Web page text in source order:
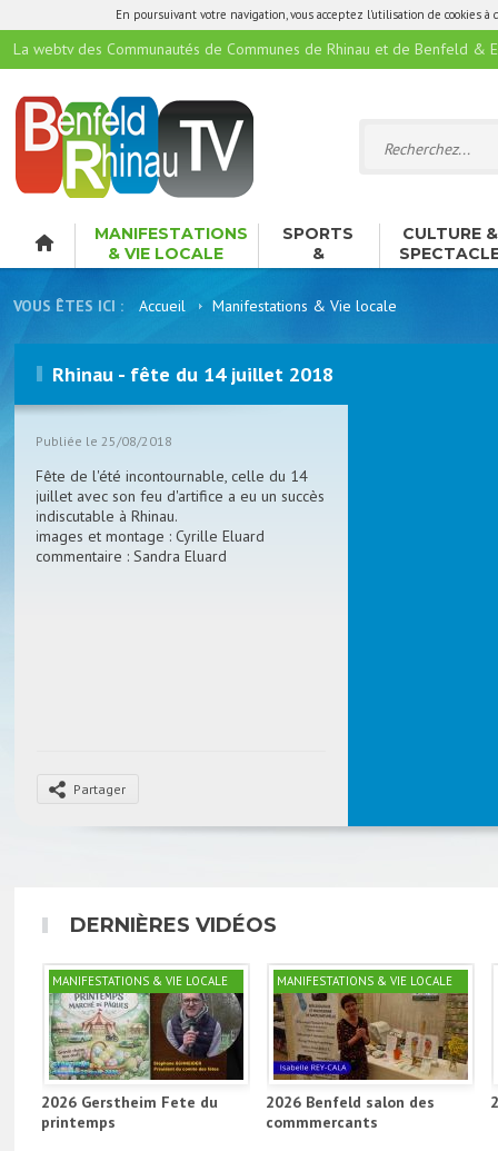
En poursuivant votre navigation, vous acceptez l'utilisation de cookies
La webtv des Communautés de Communes de Rhinau et de Benfeld &
MANIFESTATIONS
& VIE LOCALE
SPORTS
&
LOISIRS
CULTURE &
VOUS ÊTES ICI : Accueil Manifestations & Vie locale
Rhinau - fête du 14 juillet 2018
Publiée le 25/08/2018
Fête de l'été incontournable, celle du 14
juillet avec son feu d'artifice a eu un succès
indiscutable à Rhinau.
images et montage : Cyrille Eluard
commentaire : Sandra Eluard
Partager
DERNIÈRES VIDÉOS
MANIFESTATIONS & VIE LOCALE
2026 Gerstheim Fete du
printemps
MANIFESTATIONS & VIE LOCALE
2026 Benfeld salon des
commmercants